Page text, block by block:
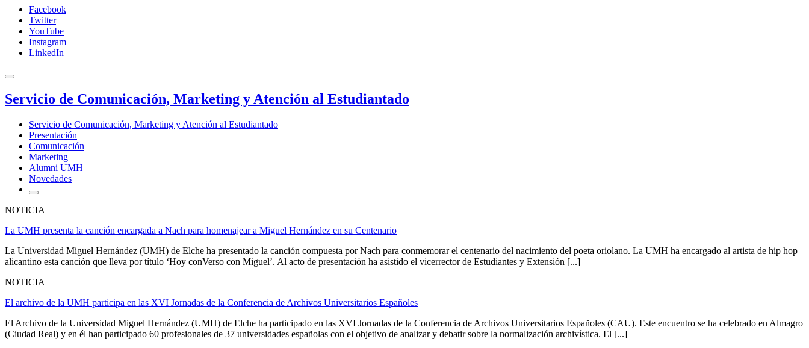
Facebook
Twitter
YouTube
Instagram
LinkedIn
Servicio de Comunicación, Marketing y Atención al Estudiantado
Servicio de Comunicación, Marketing y Atención al Estudiantado
Presentación
Comunicación
Marketing
Alumni UMH
Novedades
NOTICIA
La UMH presenta la canción encargada a Nach para homenajear a Miguel Hernández en su Centenario
La Universidad Miguel Hernández (UMH) de Elche ha presentado la canción compuesta por Nach para conmemorar el centenario del nacimiento del poeta oriolano. La UMH ha encargado al artista de hip hop
alicantino esta canción que lleva por título ‘Hoy conVerso con Miguel’. Al acto de presentación ha asistido el vicerrector de Estudiantes y Extensión [...]
NOTICIA
El archivo de la UMH participa en las XVI Jornadas de la Conferencia de Archivos Universitarios Españoles
El Archivo de la Universidad Miguel Hernández (UMH) de Elche ha participado en las XVI Jornadas de la Conferencia de Archivos Universitarios Españoles (CAU). Este encuentro se ha celebrado en Almagro
(Ciudad Real) y en él han participado 60 profesionales de 37 universidades españolas con el objetivo de analizar y debatir sobre la normalización archivística. El [...]